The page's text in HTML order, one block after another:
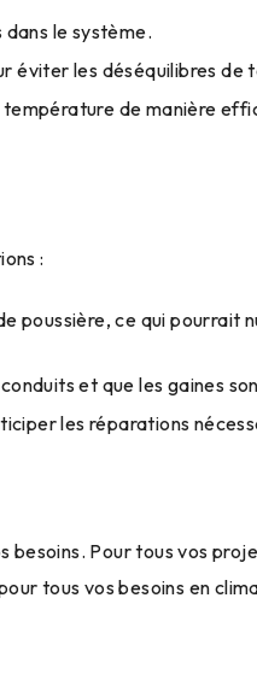
dans le système.
éviter les déséquilibres de
de manière
:
poussière, ce qui pourrait
et que les gaines
les réparations
Pour tous vos
tous vos besoins en